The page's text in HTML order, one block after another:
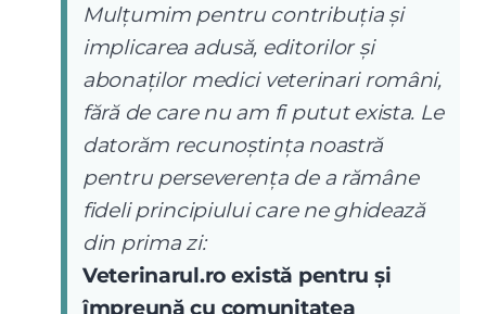
Mulțumim pentru contribuția și
implicarea adusă, editorilor și
abonaților medici veterinari români,
fără de care nu am fi putut exista. Le
datorăm recunoștința noastră
pentru perseverența de a rămâne
fideli principiului care ne ghidează
din prima zi:
Veterinarul.ro există pentru și
împreună cu comunitatea